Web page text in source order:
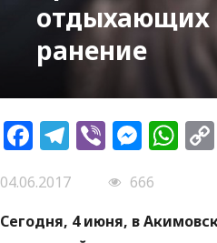
отдыхающих
ранение
Facebook
Telegram
Viber
04.06.2017
666
Сегодня, 4 июня, в